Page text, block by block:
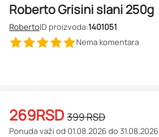
Roberto Grisini slani 250g
RobertoID proizvoda:1401051
Nema komentara
269RSD 399RSD
Ponuda važi od 01.08.2026 do 31.08.2026